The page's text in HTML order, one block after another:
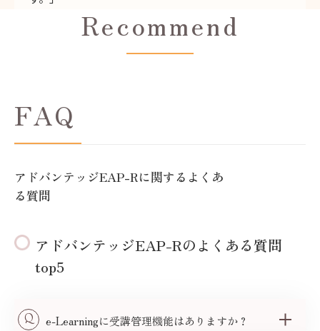
Recommend
FAQ
アドバンテッジEAP-Rに関するよくあ
る質問
アドバンテッジEAP-Rのよくある質問
top5
Q e-Learningに受講管理機能はありますか？